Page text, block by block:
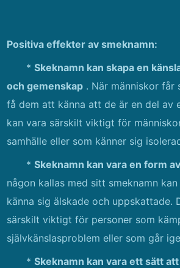
Positiva effekter av smeknamn:
*Skeknamn kan skapa en
och gemenskap . När människor får
få dem att känna att de är en del av
kan vara särskilt viktigt för
samhälle eller som känner sig
*Skeknamn kan vara en form
någon kallas med sitt smeknamn
känna sig älskade och uppskattade.
särskilt viktigt för personer som
självkänslasproblem eller som går
*Skeknamn kan vara ett sätt